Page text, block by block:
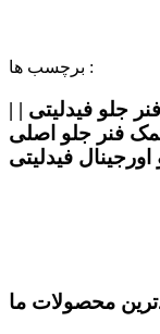
برچسب ها :
جلو فیدلیتی | |
فنر جلو اصلی
محصولات ما